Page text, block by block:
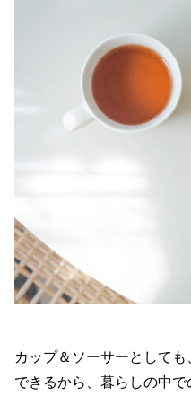
カップ＆ソーサーとして
できるから、暮らしの中で